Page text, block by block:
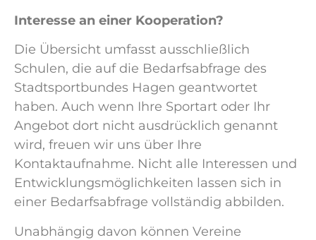
Interesse an einer Kooperation?
Die Übersicht umfasst ausschließlich
Schulen, die auf die Bedarfsabfrage des
Stadtsportbundes Hagen geantwortet
haben. Auch wenn Ihre Sportart oder Ihr
Angebot dort nicht ausdrücklich genannt
wird, freuen wir uns über Ihre
Kontaktaufnahme. Nicht alle Interessen und
Entwicklungsmöglichkeiten lassen sich in
einer Bedarfsabfrage vollständig abbilden.
Unabhängig davon können Vereine